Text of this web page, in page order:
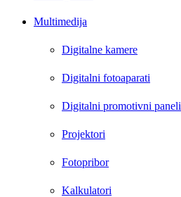
Multimedija
Digitalne kamere
Digitalni fotoaparati
Digitalni promotivni paneli
Projektori
Fotopribor
Kalkulatori